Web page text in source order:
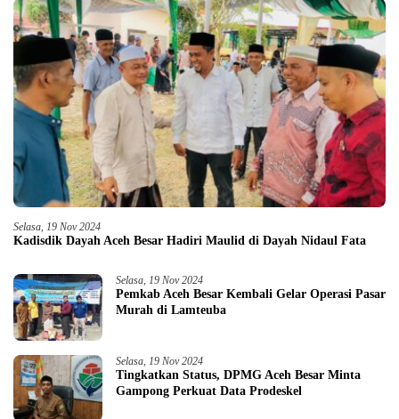
Selasa, 19 Nov 2024
Kadisdik Dayah Aceh Besar Hadiri Maulid di Dayah Nidaul Fata
Selasa, 19 Nov 2024
Pemkab Aceh Besar Kembali Gelar Operasi Pasar
Murah di Lamteuba
Selasa, 19 Nov 2024
Tingkatkan Status, DPMG Aceh Besar Minta
Gampong Perkuat Data Prodeskel